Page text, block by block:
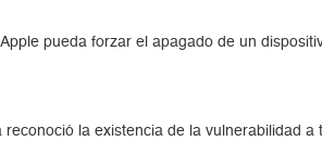
pueda forzar el apagado de un
la existencia de la vulnerabilidad a